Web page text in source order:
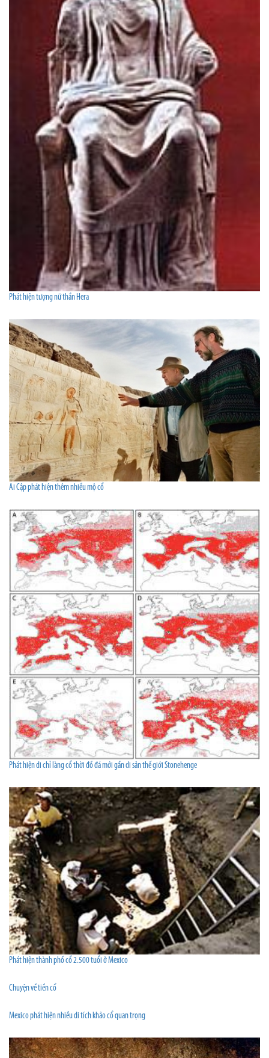
Phát hiện tượng nữ thần Hera
Ai Cập phát hiện thêm nhiều mộ cổ
Phát hiện di chỉ làng cổ thời đồ đá mới gần di sản thế giới Stonehenge
Phát hiện thành phố cổ 2.500 tuổi ở Mexico
Chuyện về tiền cổ
Mexico phát hiện nhiều di tích khảo cổ quan trọng